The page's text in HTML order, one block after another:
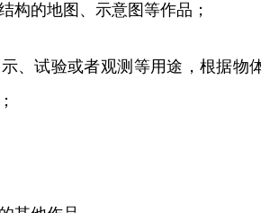
构的地图、示意图等作品；
、试验或者观测等用途，根据物